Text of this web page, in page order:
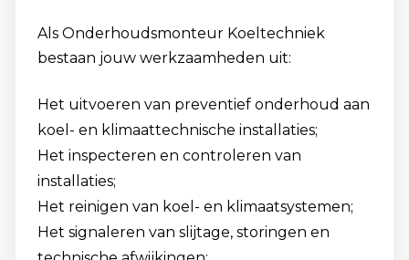
Als Onderhoudsmonteur Koeltechniek
bestaan jouw werkzaamheden uit:
Het uitvoeren van preventief onderhoud aan
koel- en klimaattechnische installaties;
Het inspecteren en controleren van
installaties;
Het reinigen van koel- en klimaatsystemen;
Het signaleren van slijtage, storingen en